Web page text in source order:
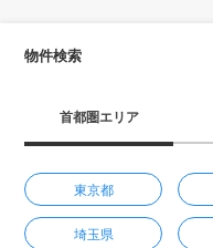
物件検索
首都圏エリア
東京都
埼玉県